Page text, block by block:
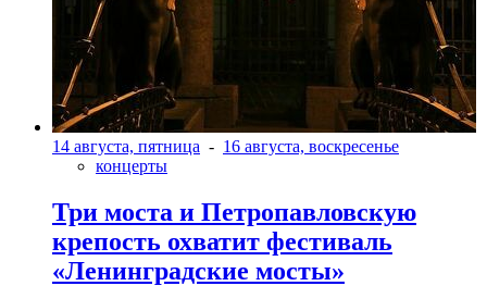
14 августа, пятница - 16 августа, воскресенье
концерты
Три моста и Петропавловскую
крепость охватит фестиваль
«Ленинградские мосты»